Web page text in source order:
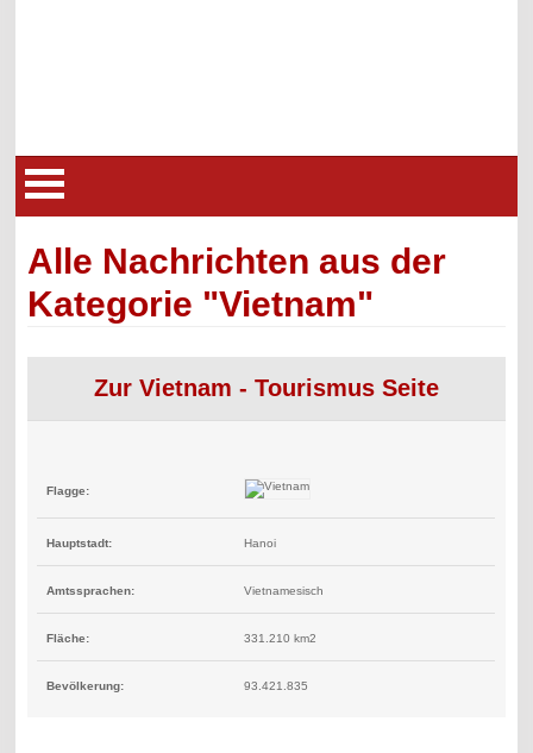
Alle Nachrichten aus der
Kategorie "Vietnam"
Zur Vietnam - Tourismus Seite
Flagge:
Hauptstadt: Hanoi
Amtssprachen: Vietnamesisch
Fläche: 331.210 km2
Bevölkerung: 93.421.835